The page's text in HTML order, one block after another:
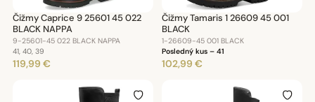
Čižmy Caprice 9 25601 45 022
BLACK NAPPA
9-25601-45 022 BLACK NAPPA
41, 40, 39
119,99 €
Čižmy Tamaris 1 26609 45 001
BLACK
1-26609-45 001 BLACK
Posledný kus – 41
102,99 €